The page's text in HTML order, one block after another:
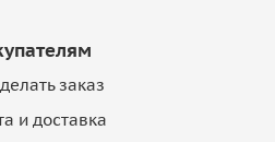
заказ
и доставка